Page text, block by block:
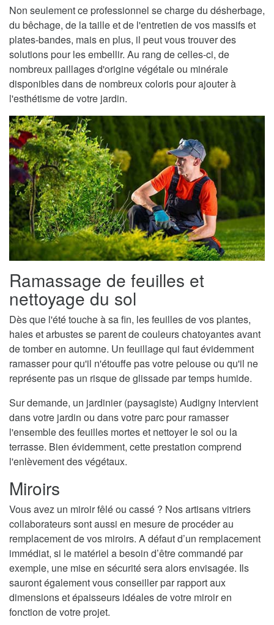
Non seulement ce professionnel se charge du désherbage,
du bêchage, de la taille et de l'entretien de vos massifs et
plates-bandes, mais en plus, il peut vous trouver des
solutions pour les embellir. Au rang de celles-ci, de
nombreux paillages d'origine végétale ou minérale
disponibles dans de nombreux coloris pour ajouter à
l'esthétisme de votre jardin.
Ramassage de feuilles et
nettoyage du sol
Dès que l'été touche à sa fin, les feuilles de vos plantes,
haies et arbustes se parent de couleurs chatoyantes avant
de tomber en automne. Un feuillage qui faut évidemment
ramasser pour qu'il n'étouffe pas votre pelouse ou qu'il ne
représente pas un risque de glissade par temps humide.
Sur demande, un jardinier (paysagiste) Audigny intervient
dans votre jardin ou dans votre parc pour ramasser
l'ensemble des feuilles mortes et nettoyer le sol ou la
terrasse. Bien évidemment, cette prestation comprend
l'enlèvement des végétaux.
Miroirs
Vous avez un miroir fêlé ou cassé ? Nos artisans vitriers
collaborateurs sont aussi en mesure de procéder au
remplacement de vos miroirs. A défaut d’un remplacement
immédiat, si le matériel a besoin d’être commandé par
exemple, une mise en sécurité sera alors envisagée. Ils
sauront également vous conseiller par rapport aux
dimensions et épaisseurs idéales de votre miroir en
fonction de votre projet.